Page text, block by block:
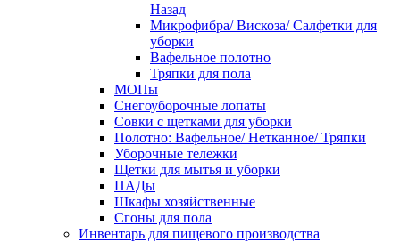
Назад
Микрофибра/ Вискоза/ Салфетки для
уборки
Вафельное полотно
Тряпки для пола
МОПы
Снегоуборочные лопаты
Совки с щетками для уборки
Полотно: Вафельное/ Нетканное/ Тряпки
Уборочные тележки
Щетки для мытья и уборки
ПАДы
Шкафы хозяйственные
Сгоны для пола
Инвентарь для пищевого производства